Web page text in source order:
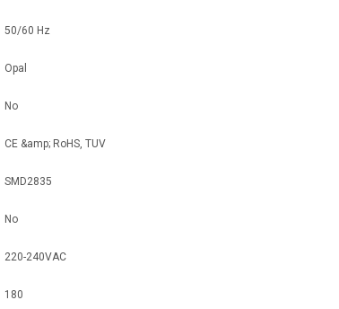
50/60 Hz
Opal
No
CE &amp; RoHS, TUV
SMD2835
No
220-240VAC
180